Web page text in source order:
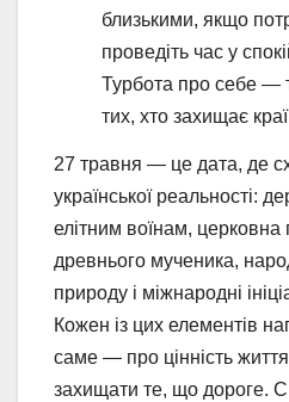
близькими, якщо
проведіть час у
Турбота про себе —
тих, хто захищає
27 травня — це дата, де
української реальності:
елітним воїнам, церковна
древнього мученика,
природу і міжнародні
Кожен із цих елементів
саме — про цінність життя,
захищати те, що дороге.